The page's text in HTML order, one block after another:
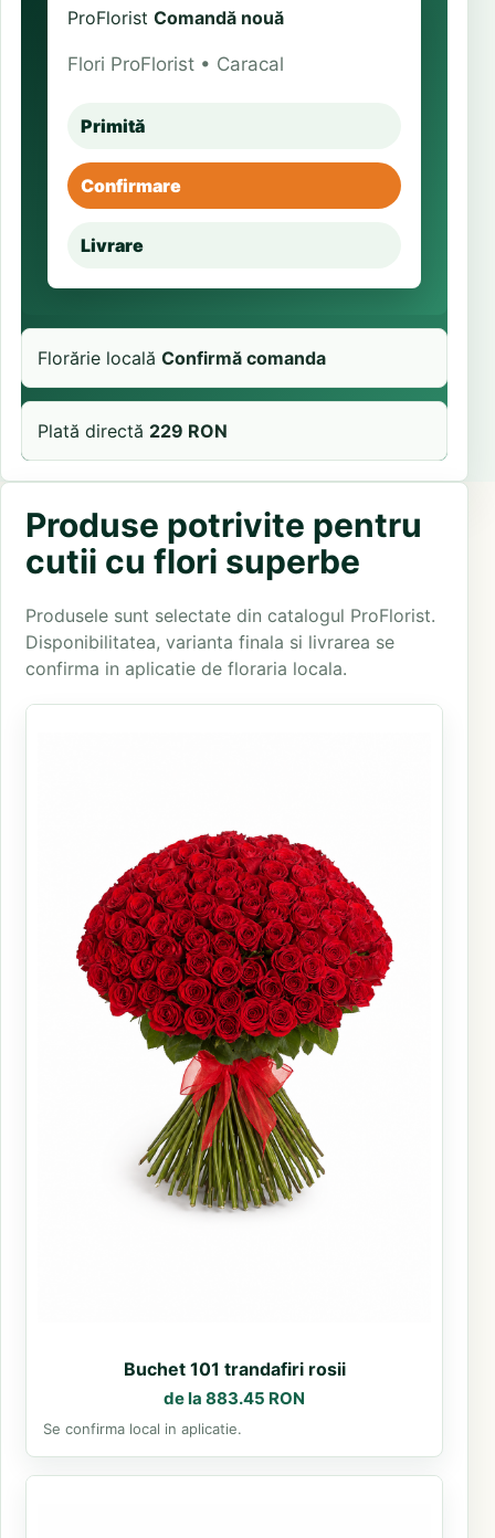
ProFlorist Comandă nouă
Flori ProFlorist • Caracal
Primită
Confirmare
Livrare
Florărie locală Confirmă comanda
Plată directă 229 RON
Produse potrivite pentru
cutii cu flori superbe
Produsele sunt selectate din catalogul ProFlorist.
Disponibilitatea, varianta finala si livrarea se
confirma in aplicatie de floraria locala.
Buchet 101 trandafiri rosii
de la 883.45 RON
Se confirma local in aplicatie.